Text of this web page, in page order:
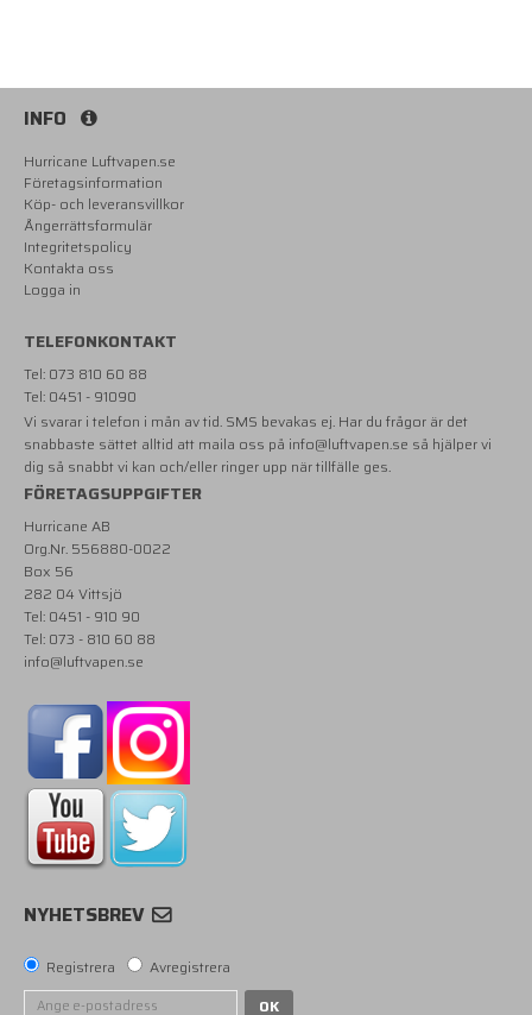
INFO
Hurricane Luftvapen.se
Företagsinformation
Köp- och leveransvillkor
Ångerrättsformulär
Integritetspolicy
Kontakta oss
Logga in
TELEFONKONTAKT
Tel: 073 810 60 88
Tel: 0451 - 91090
Vi svarar i telefon i mån av tid. SMS bevakas ej. Har du frågor är det
snabbaste sättet alltid att maila oss på info@luftvapen.se så hjälper vi
dig så snabbt vi kan och/eller ringer upp när tillfälle ges.
FÖRETAGSUPPGIFTER
Hurricane AB
Org.Nr. 556880-0022
Box 56
282 04 Vittsjö
Tel: 0451 - 910 90
Tel: 073 - 810 60 88
info@luftvapen.se
NYHETSBREV
Registrera
Avregistrera
OK